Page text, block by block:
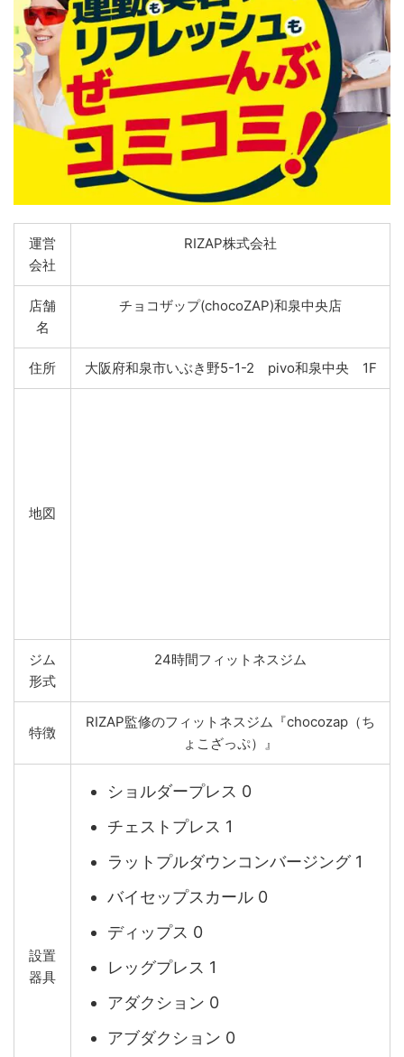
運営
会社
RIZAP株式会社
店舗
名
チョコザップ(chocoZAP)和泉中央店
住所 大阪府和泉市いぶき野5-1-2 pivo和泉中央 1F
地図
ジム
形式
24時間フィットネスジム
特徴
RIZAP監修のフィットネスジム『chocozap（ち
ょこざっぷ）』
設置
器具
ショルダープレス 0
チェストプレス 1
ラットプルダウンコンバージング 1
バイセップスカール 0
ディップス 0
レッグプレス 1
アダクション 0
アブダクション 0